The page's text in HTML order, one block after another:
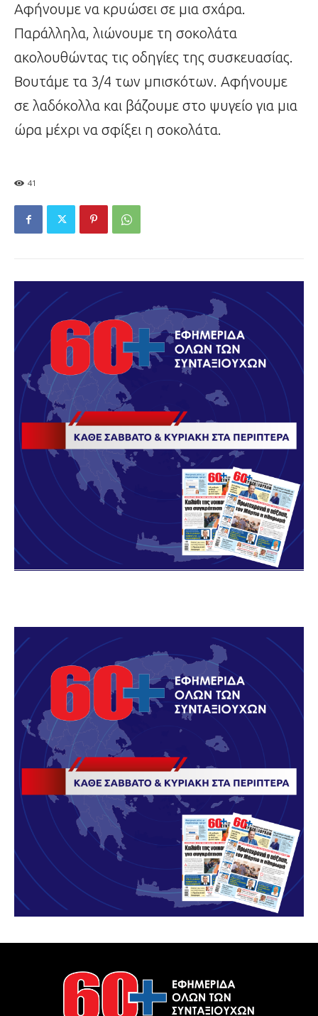
Αφήνουμε να κρυώσει σε μια σχάρα.
Παράλληλα, λιώνουμε τη σοκολάτα
ακολουθώντας τις οδηγίες της συσκευασίας.
Βουτάμε τα 3/4 των μπισκότων. Αφήνουμε
σε λαδόκολλα και βάζουμε στο ψυγείο για μια
ώρα μέχρι να σφίξει η σοκολάτα.
41